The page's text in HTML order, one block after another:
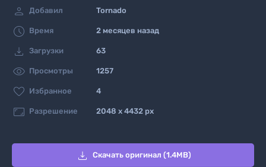
 Добавил Tornado
 Время 2 месяцев назад
 Загрузки 63
 Просмотры 1257
 Избранное 4
 Разрешение 2048 x 4432 px
 Скачать оригинал (1.4MB)